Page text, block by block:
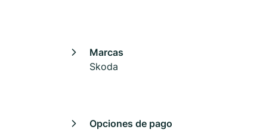
Marcas
Skoda
Opciones de pago